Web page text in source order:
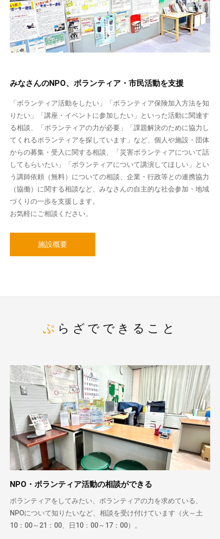
みなさんのNPO、ボランティア・市民活動を支援
「ボランティア活動をしたい」「ボランティア保険加入方法を知
りたい」「講座・イベントに参加したい」といった活動に関連す
る相談、「ボランティアの力が必要」「課題解決のために協力し
てくれるボランティアを探しています」など、個人や施設・団体
からの募集・受入に関する相談、「災害ボランティアについて話
してもらいたい」「ボランティアについて講演してほしい」とい
う講師依頼（無料）についての相談、企業・行政等との連携協力
（協働）に関する相談など、みなさんの自主的な社会参加・地域
づくりの一歩を支援します。
お気軽にご相談ください。
施設概要
ぷらざでできること
NPO・ボランティア活動の相談ができる
ボランティアをしてみたい、ボランティアの力を求めている、
NPOについて知りたいなど、相談を受け付けています（火～土
10：00～21：00、日10：00～17：00）。